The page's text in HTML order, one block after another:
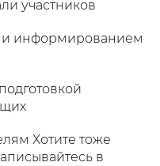
участников
и информированием
Хотите тоже
в